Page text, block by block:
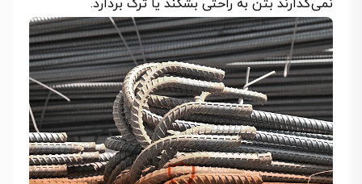
نمی‌گذارند بتن به راحتی بشکند یا ترک بردارد.